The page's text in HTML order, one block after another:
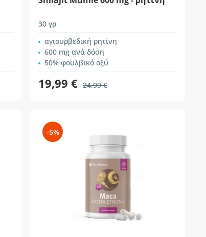
30 γρ
αγιουρβεδική ρητίνη
600 mg ανά δόση
50% φουλβικό οξύ
19,99 € 24,99 €
-5%